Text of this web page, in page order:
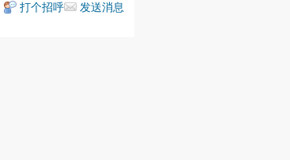
打个招呼
发送消息